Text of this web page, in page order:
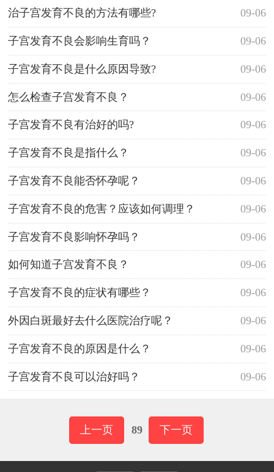
09-06
治子宫发育不良的方法有哪些?
09-06
子宫发育不良会影响生育吗？
09-06
子宫发育不良是什么原因导致?
09-06
怎么检查子宫发育不良？
09-06
子宫发育不良有治好的吗?
09-06
子宫发育不良是指什么？
09-06
子宫发育不良能否怀孕呢？
09-06
子宫发育不良的危害？应该如何调理？
09-06
子宫发育不良影响怀孕吗？
09-06
如何知道子宫发育不良？
09-06
子宫发育不良的症状有哪些？
09-06
外因白斑最好去什么医院治疗呢？
09-06
子宫发育不良的原因是什么？
09-06
子宫发育不良可以治好吗？
上一页 89 下一页